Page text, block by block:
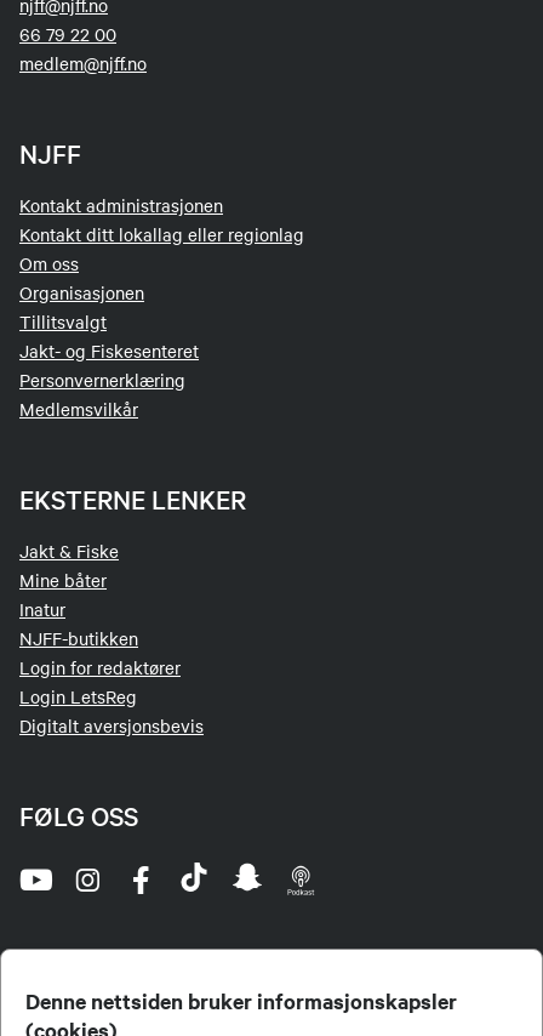
Denne nettsiden bruker informasjonskapsler
(cookies)
njff@njff.no
66 79 22 00
medlem@njff.no
NJFF
Kontakt administrasjonen
Kontakt ditt lokallag eller regionlag
Om oss
Organisasjonen
Tillitsvalgt
Jakt- og Fiskesenteret
Personvernerklæring
Medlemsvilkår
EKSTERNE LENKER
Jakt & Fiske
Mine båter
Inatur
NJFF-butikken
Login for redaktører
Login LetsReg
Digitalt aversjonsbevis
FØLG OSS